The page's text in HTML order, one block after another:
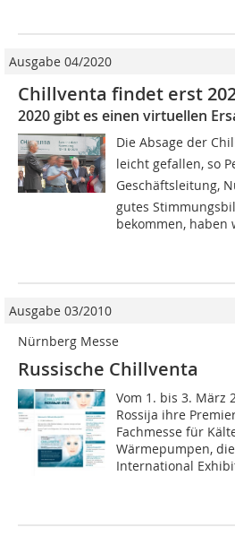
Ausgabe 04/2020
Chillventa findet erst
2020 gibt es einen virtuellen
Die Absage der
leicht gefallen, so
Geschäftsleitung,
gutes
bekommen, haben
Ausgabe 03/2010
Nürnberg Messe
Russische Chillventa
Vom 1. bis 3. März
Rossija ihre
Fachmesse für
Wärmepumpen,
International